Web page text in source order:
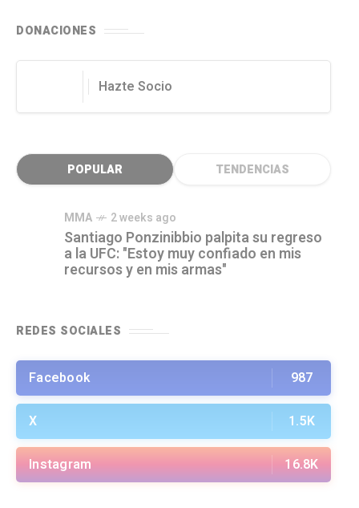
DONACIONES
Hazte Socio
POPULAR TENDENCIAS
MMA 2 weeks ago
Santiago Ponzinibbio palpita su regreso
a la UFC: "Estoy muy confiado en mis
recursos y en mis armas"
REDES SOCIALES
Facebook 987
X 1.5K
Instagram 16.8K